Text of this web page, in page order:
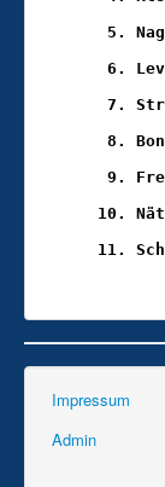
Impressum
Admin